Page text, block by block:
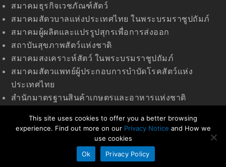
สมาคมธุรกิจเวชภัณฑ์สัตว์
สมาคมสัตวบาลแห่งประเทศไทย ในพระบรมราชูปถัมภ์
สมาคมผู้ผลิตและแปรรูปสุกรเพื่อการส่งออก
สถาบันสุขภาพสัตว์แห่งชาติ
สมาคมสงเคราะห์สัตว์ ในพระบรมราชูปถัมภ์
สมาคมสัตวแพทย์ผู้ประกอบการบำบัดโรคสัตว์แห่ง
ประเทศไทย
สำนักมาตรฐานสินค้าเกษตรและอาหารแห่งชาติ
© 2020 สมาคมสัตวแพทย์ควบคุมฟาร์มสุกรไทย
This site uses cookies to offer you a better browsing
experience. Find out more on our Privacy Notice and How we
use cookies
Ok
Privacy Policy